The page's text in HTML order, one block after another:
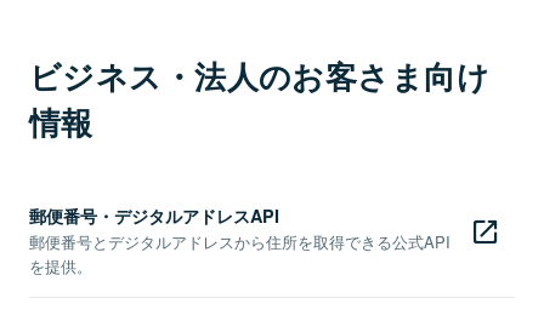
ビジネス・法人のお客さま向け
情報
郵便番号・デジタルアドレスAPI
郵便番号とデジタルアドレスから住所を取得できる公式API
を提供。